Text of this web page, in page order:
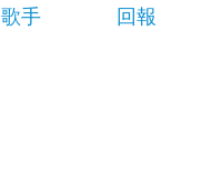
歌手
回報